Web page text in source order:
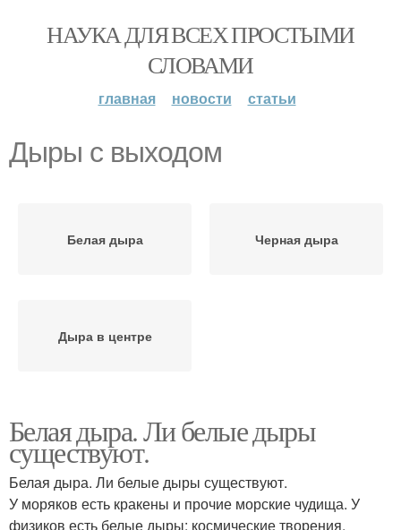
НАУКА ДЛЯ ВСЕХ ПРОСТЫМИ
СЛОВАМИ
главная новости статьи
Дыры с выходом
Белая дыра Черная дыра
Дыра в центре
Белая дыра. Ли белые дыры
существуют.
Белая дыра. Ли белые дыры существуют.
У моряков есть кракены и прочие морские чудища. У
физиков есть белые дыры: космические творения,